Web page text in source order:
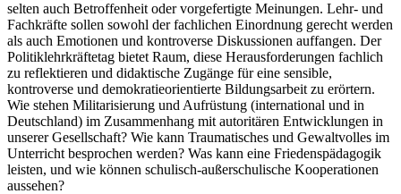
selten auch Betroffenheit oder vorgefertigte Meinungen. Lehr- und
Fachkräfte sollen sowohl der fachlichen Einordnung gerecht werden
als auch Emotionen und kontroverse Diskussionen auffangen. Der
Politiklehrkräftetag bietet Raum, diese Herausforderungen fachlich
zu reflektieren und didaktische Zugänge für eine sensible,
kontroverse und demokratieorientierte Bildungsarbeit zu erörtern.
Wie stehen Militarisierung und Aufrüstung (international und in
Deutschland) im Zusammenhang mit autoritären Entwicklungen in
unserer Gesellschaft? Wie kann Traumatisches und Gewaltvolles im
Unterricht besprochen werden? Was kann eine Friedenspädagogik
leisten, und wie können schulisch-außerschulische Kooperationen
aussehen?